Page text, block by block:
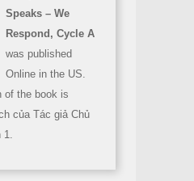
Speaks – We
Respond, Cycle A
was published
Online in the US.
of the book is
của Tác giả Chủ
1.